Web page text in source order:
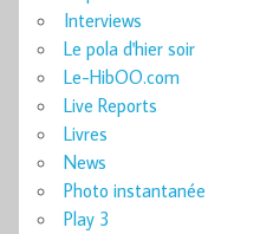
Interviews
Le pola d'hier soir
Le-HibOO.com
Live Reports
Livres
News
Photo instantanée
Play 3